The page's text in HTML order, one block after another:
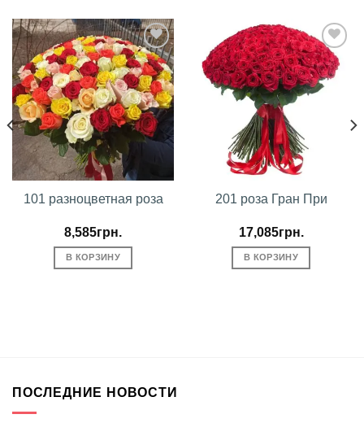
В
избранное
101 разноцветная роза
8,585грн.
В КОРЗИНУ
В
избранное
201 роза Гран При
17,085грн.
В КОРЗИНУ
ПОСЛЕДНИЕ НОВОСТИ